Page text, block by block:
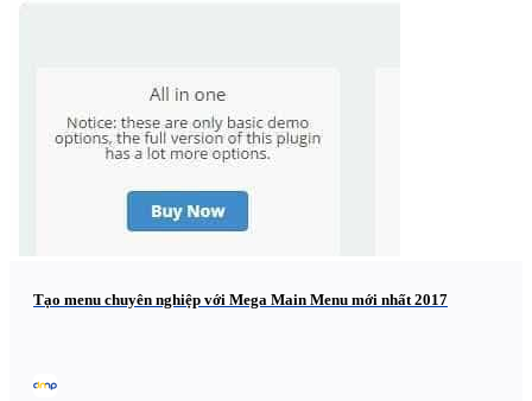
Tạo menu chuyên nghiệp với Mega Main Menu mới nhất 2017